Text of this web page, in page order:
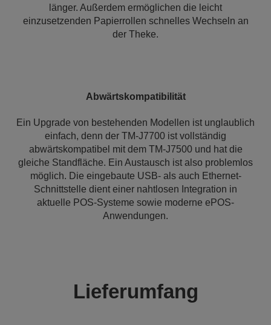
länger. Außerdem ermöglichen die leicht
einzusetzenden Papierrollen schnelles Wechseln an
der Theke.
Abwärtskompatibilität
Ein Upgrade von bestehenden Modellen ist unglaublich
einfach, denn der TM-J7700 ist vollständig
abwärtskompatibel mit dem TM-J7500 und hat die
gleiche Standfläche. Ein Austausch ist also problemlos
möglich. Die eingebaute USB- als auch Ethernet-
Schnittstelle dient einer nahtlosen Integration in
aktuelle POS-Systeme sowie moderne ePOS-
Anwendungen.
Lieferumfang